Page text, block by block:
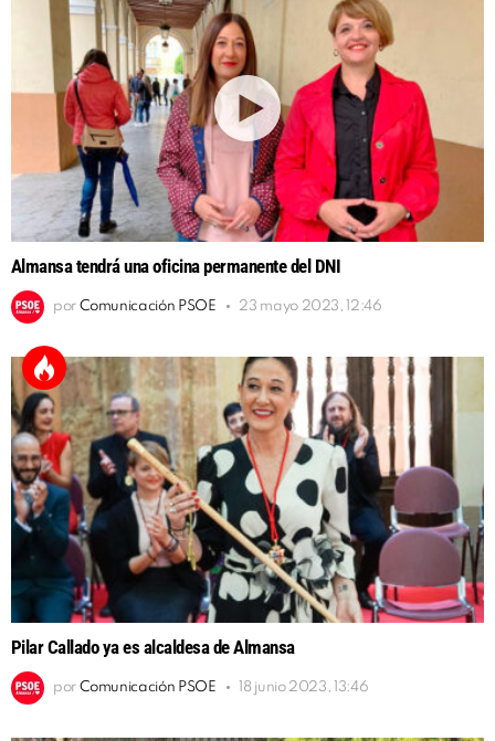
Almansa tendrá una oficina permanente del DNI
por Comunicación PSOE 23 mayo 2023, 12:46
Pilar Callado ya es alcaldesa de Almansa
por Comunicación PSOE 18 junio 2023, 13:46